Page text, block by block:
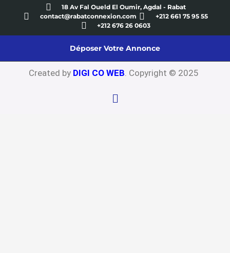
18 Av Fal Oueld El Oumir, Agdal - Rabat
contact@rabatconnexion.com
+212 661 75 95 55
+212 676 26 0603
Déposer Votre Annonce
Created by DIGI CO WEB . Copyright © 2025
Menu